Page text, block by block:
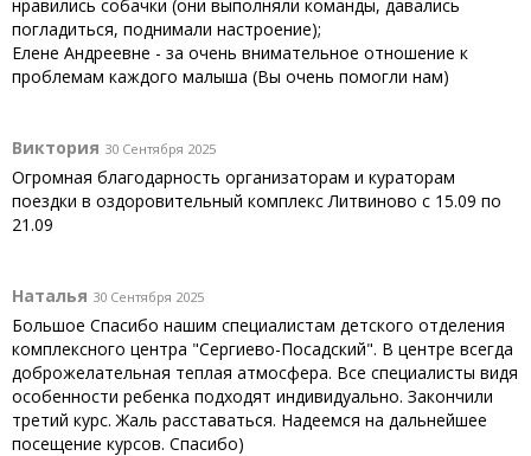
нравились собачки (они выполняли команды, давались
погладиться, поднимали настроение);
Елене Андреевне - за очень внимательное отношение к
проблемам каждого малыша (Вы очень помогли нам)
Виктория 30 Сентября 2025
Огромная благодарность организаторам и кураторам
поездки в оздоровительный комплекс Литвиново с 15.09 по
21.09
Наталья 30 Сентября 2025
Большое Спасибо нашим специалистам детского отделения
комплексного центра "Сергиево-Посадский". В центре всегда
доброжелательная теплая атмосфера. Все специалисты видя
особенности ребенка подходят индивидуально. Закончили
третий курс. Жаль расставаться. Надеемся на дальнейшее
посещение курсов. Спасибо)